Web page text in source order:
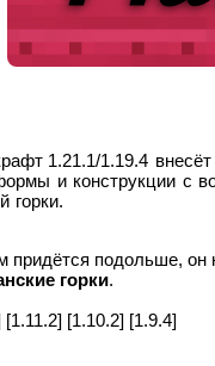
1.21.1/1.19.4
и конструкции с
горки.
подольше, он
горки.